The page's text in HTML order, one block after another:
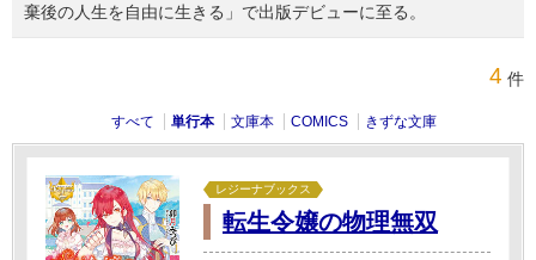
棄後の人生を自由に生きる」で出版デビューに至る。
4 件
すべて 単行本 文庫本 COMICS きずな文庫
レジーナブックス
転生令嬢の物理無双